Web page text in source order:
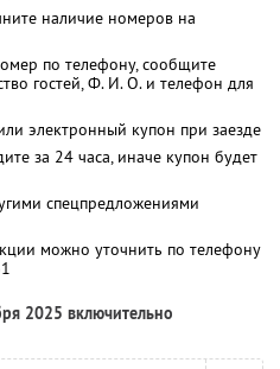
наличие номеров на
по телефону, сообщите
гостей, Ф. И. О. и телефон для
электронный купон при заезде
за 24 часа, иначе купон будет
спецпредложениями
можно уточнить по телефону
2025 включительно